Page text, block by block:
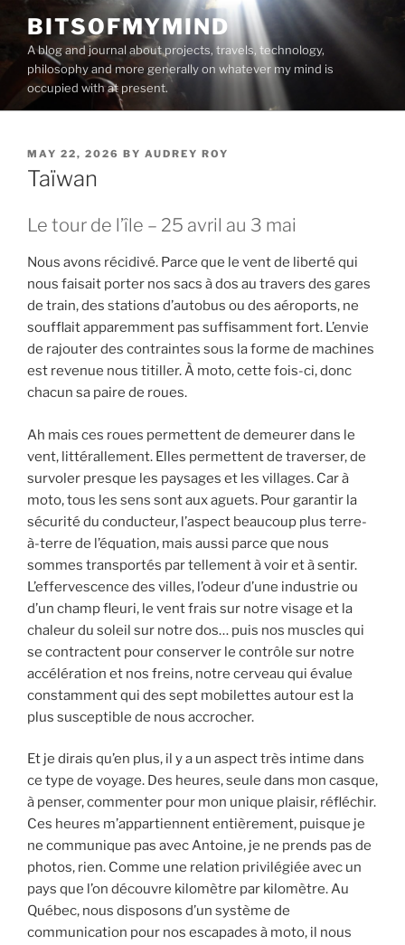
content
BITSOFMYMIND
A blog and journal about projects, travels, technology,
philosophy and more generally on whatever my mind is
occupied with at present.
POSTED
ON
MAY 22, 2026 BY AUDREY ROY
Taïwan
Le tour de l’île – 25 avril au 3 mai
Nous avons récidivé. Parce que le vent de liberté qui
nous faisait porter nos sacs à dos au travers des gares
de train, des stations d’autobus ou des aéroports, ne
soufflait apparemment pas suffisamment fort. L’envie
de rajouter des contraintes sous la forme de machines
est revenue nous titiller. À moto, cette fois-ci, donc
chacun sa paire de roues.
Ah mais ces roues permettent de demeurer dans le
vent, littérallement. Elles permettent de traverser, de
survoler presque les paysages et les villages. Car à
moto, tous les sens sont aux aguets. Pour garantir la
sécurité du conducteur, l’aspect beaucoup plus terre-
à-terre de l’équation, mais aussi parce que nous
sommes transportés par tellement à voir et à sentir.
L’effervescence des villes, l’odeur d’une industrie ou
d’un champ fleuri, le vent frais sur notre visage et la
chaleur du soleil sur notre dos… puis nos muscles qui
se contractent pour conserver le contrôle sur notre
accélération et nos freins, notre cerveau qui évalue
constamment qui des sept mobilettes autour est la
plus susceptible de nous accrocher.
Et je dirais qu’en plus, il y a un aspect très intime dans
ce type de voyage. Des heures, seule dans mon casque,
à penser, commenter pour mon unique plaisir, réfléchir.
Ces heures m’appartiennent entièrement, puisque je
ne communique pas avec Antoine, je ne prends pas de
photos, rien. Comme une relation privilégiée avec un
pays que l’on découvre kilomètre par kilomètre. Au
Québec, nous disposons d’un système de
communication pour nos escapades à moto, il nous